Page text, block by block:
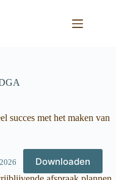
succes met het maken van
Downloaden